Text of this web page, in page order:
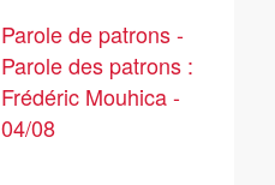
Parole de patrons -
Parole des patrons :
Frédéric Mouhica -
04/08